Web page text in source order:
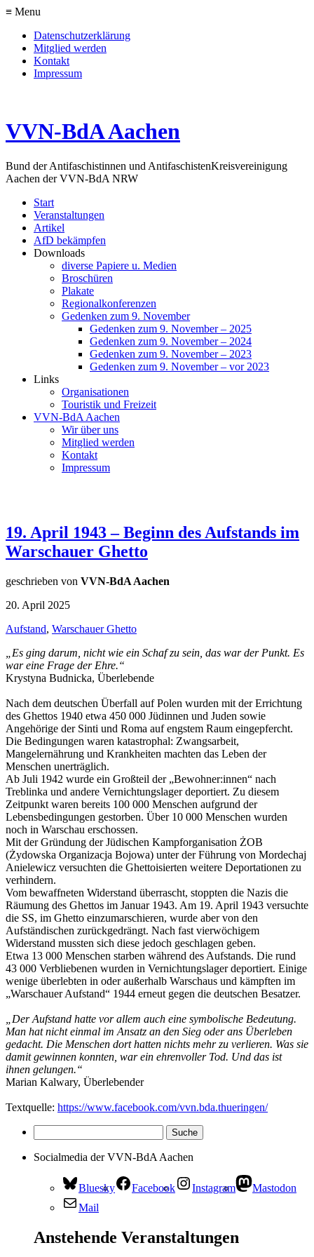
≡ Menu
Datenschutzerklärung
Mitglied werden
Kontakt
Impressum
VVN-BdA Aachen
Bund der Antifaschistinnen und AntifaschistenKreisvereinigung
Aachen der VVN-BdA NRW
Start
Veranstaltungen
Artikel
AfD bekämpfen
Downloads
diverse Papiere u. Medien
Broschüren
Plakate
Regionalkonferenzen
Gedenken zum 9. November
Gedenken zum 9. November – 2025
Gedenken zum 9. November – 2024
Gedenken zum 9. November – 2023
Gedenken zum 9. November – vor 2023
Links
Organisationen
Touristik und Freizeit
VVN-BdA Aachen
Wir über uns
Mitglied werden
Kontakt
Impressum
19. April 1943 – Beginn des Aufstands im
Warschauer Ghetto
geschrieben von VVN-BdA Aachen
20. April 2025
Aufstand, Warschauer Ghetto
„Es ging darum, nicht wie ein Schaf zu sein, das war der Punkt. Es
war eine Frage der Ehre.“
Krystyna Budnicka, Überlebende
Nach dem deutschen Überfall auf Polen wurden mit der Errichtung
des Ghettos 1940 etwa 450 000 Jüdinnen und Juden sowie
Angehörige der Sinti und Roma auf engstem Raum eingepfercht.
Die Bedingungen waren katastrophal: Zwangsarbeit,
Mangelernährung und Krankheiten machten das Leben der
Menschen unerträglich.
Ab Juli 1942 wurde ein Großteil der „Bewohner:innen“ nach
Treblinka und andere Vernichtungslager deportiert. Zu diesem
Zeitpunkt waren bereits 100 000 Menschen aufgrund der
Lebensbedingungen gestorben. Über 10 000 Menschen wurden
noch in Warschau erschossen.
Mit der Gründung der Jüdischen Kampforganisation ŻOB
(Żydowska Organizacja Bojowa) unter der Führung von Mordechaj
Anielewicz versuchten die Ghettoisierten weitere Deportationen zu
verhindern.
Vom bewaffneten Widerstand überrascht, stoppten die Nazis die
Räumung des Ghettos im Januar 1943. Am 19. April 1943 versuchte
die SS, im Ghetto einzumarschieren, wurde aber von den
Aufständischen zurückgedrängt. Nach fast vierwöchigem
Widerstand mussten sich diese jedoch geschlagen geben.
Etwa 13 000 Menschen starben während des Aufstands. Die rund
43 000 Verbliebenen wurden in Vernichtungslager deportiert. Einige
wenige überlebten in oder außerhalb Warschaus und kämpften im
„Warschauer Aufstand“ 1944 erneut gegen die deutschen Besatzer.
„Der Aufstand hatte vor allem auch eine symbolische Bedeutung.
Man hat nicht einmal im Ansatz an den Sieg oder ans Überleben
gedacht. Die Menschen dort hatten nichts mehr zu verlieren. Was sie
damit gewinnen konnten, war ein ehrenvoller Tod. Und das ist
ihnen gelungen.“
Marian Kalwary, Überlebender
Textquelle: https://www.facebook.com/vvn.bda.thueringen/
Socialmedia der VVN-BdA Aachen
Bluesky Facebook Instagram
Mastodon
Mail
Anstehende Veranstaltungen